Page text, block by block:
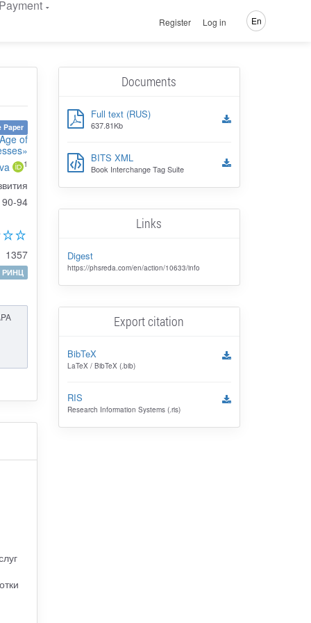
Payment
Register Log in En
Paper
of
1
90-94
1357
РИНЦ
Documents
Full text (RUS)
637.81Kb
BITS XML
Book Interchange Tag Suite
Links
Digest
https://phsreda.com/en/action/10633/info
Export citation
BibTeX
LaTeX / BibTeX (.bib)
RIS
Research Information Systems (.ris)